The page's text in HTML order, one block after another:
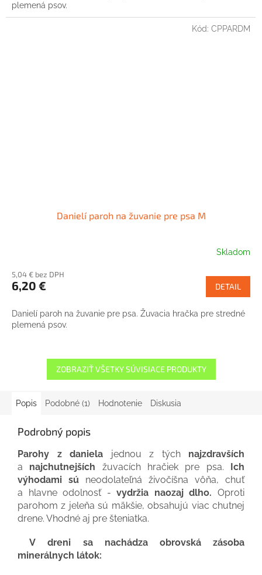
plemená psov.
Danielí paroh na žuvanie pre psa M
Skladom
5,04 € bez DPH
6,20 € DETAIL
Danielí paroh na žuvanie pre psa. Žuvacia hračka pre stredné
plemená psov.
Kód: CPPARDM
ZOBRAZIŤ VŠETKY SÚVISIACE PRODUKTY
Popis Podobné (1) Hodnotenie Diskusia
Podrobný popis
Parohy z daniela jednou z tých najzdravších
a najchutnejších žuvacích hračiek pre psa. Ich
výhodami sú neodolateľná živočíšna vôňa, chuť
a hlavne odolnosť -vydržia naozaj dlho.Oproti
parohom z jeleňa sú mäkšie, obsahujú viac chutnej
drene. Vhodné aj pre šteniatka.
V dreni sa nachádza obrovská zásoba
minerálnych látok: